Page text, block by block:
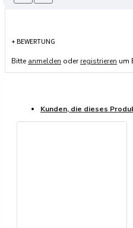
+ BEWERTUNG
Bitte anmelden oderregistrieren um
Kunden, die dieses